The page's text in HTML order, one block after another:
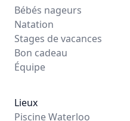
Bébés nageurs
Natation
Stages de vacances
Bon cadeau
Équipe
Lieux
Piscine Waterloo